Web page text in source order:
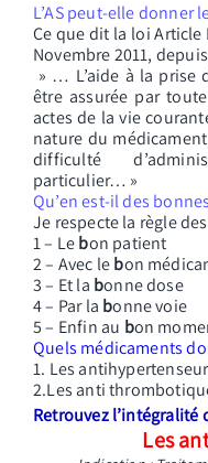
L’AS peut-elle donner
Ce que dit la loi Article
Novembre 2011,
» … L’aide à la prise
être assurée par
actes de la vie
nature du
difficulté
particulier… »
Qu’en est-il des
Je respecte la règle des
1 – Lebon patient
2 – Avec lebon
3 – Et la bonne dose
4 – Par la bonne voie
5 – Enfin au bon
Quels médicaments
1. Les
2.Les anti
Retrouvez l’intégralité
Les